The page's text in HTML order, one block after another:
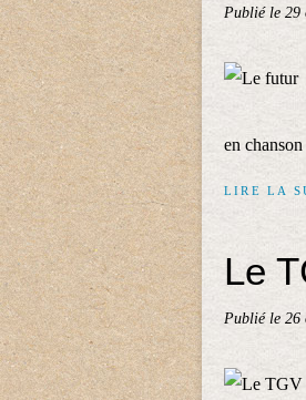
Publié le 29
en
LIRE LA
Le
Publié le 26